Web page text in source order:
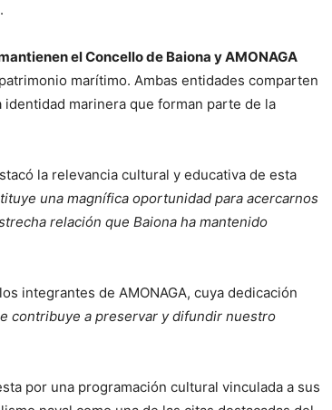
el Concello de Baiona y AMONAGA
marítimo. Ambas entidades comparten
marinera que forman parte de la
la relevancia cultural y educativa de esta
una magnífica oportunidad para acercarnos
relación que Baiona ha mantenido
integrantes de AMONAGA, cuya dedicación
contribuye a preservar y difundir nuestro
por una programación cultural vinculada a sus